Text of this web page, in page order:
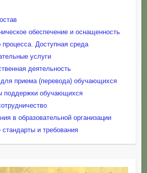
обеспечение и оснащенность
процесса. Доступная среда
услуги
деятельность
приема (перевода) обучающихся
поддержки обучающихся
в образовательной организации
и требования